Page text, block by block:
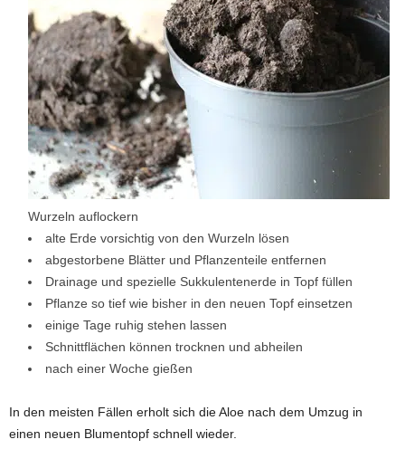
Wurzeln auflockern
alte Erde vorsichtig von den Wurzeln lösen
abgestorbene Blätter und Pflanzenteile entfernen
Drainage und spezielle Sukkulentenerde in Topf füllen
Pflanze so tief wie bisher in den neuen Topf einsetzen
einige Tage ruhig stehen lassen
Schnittflächen können trocknen und abheilen
nach einer Woche gießen
In den meisten Fällen erholt sich die Aloe nach dem Umzug in
einen neuen Blumentopf schnell wieder.